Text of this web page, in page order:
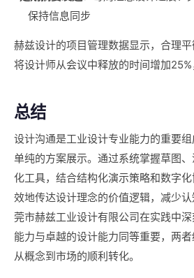
保持信息同步
赫兹设计的项目管理数据显示，合理
将设计师从会议中释放的时间增加25%
总结
设计沟通是工业设计专业能力的重要
单纯的方案展示。通过系统掌握草图
化工具，结合结构化演示策略和数字
效地传达设计理念的价值逻辑，减少
莞市赫兹工业设计有限公司在实践中
能力与卓越的设计能力同等重要，两
从概念到市场的顺利转化。